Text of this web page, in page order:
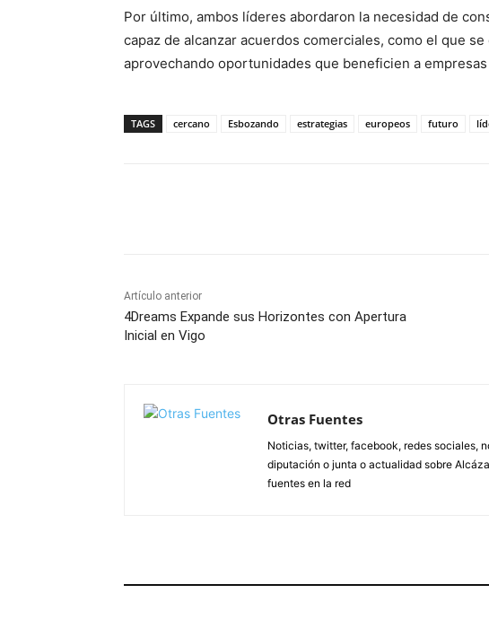
Por último, ambos líderes abordaron la necesidad de
capaz de alcanzar acuerdos comerciales, como el que
aprovechando oportunidades que beneficien a
TAGS cercano Esbozando estrategias europeos futuro
Artículo anterior
4Dreams Expande sus Horizontes con Apertura
Inicial en Vigo
Otras Fuentes
Noticias, twitter, facebook, redes sociales,
diputación o junta o actualidad sobre
fuentes en la red